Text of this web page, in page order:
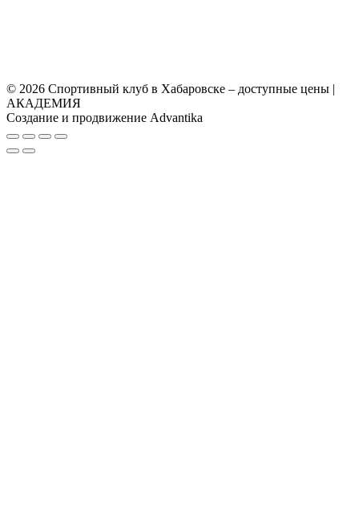
© 2026 Спортивный клуб в Хабаровске – доступные цены |
АКАДЕМИЯ
Создание и продвижение Advantika